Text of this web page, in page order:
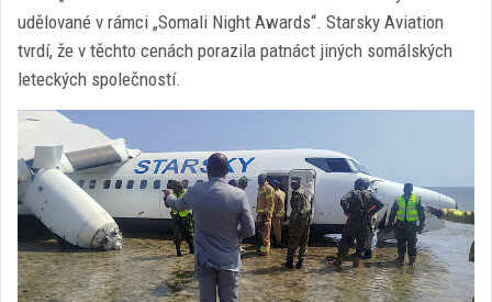
udělované v rámci „Somali Night Awards“. Starsky Aviation
tvrdí, že v těchto cenách porazila patnáct jiných somálských
leteckých společností.